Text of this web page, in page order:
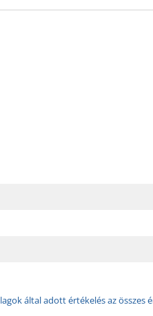
által adott értékelés az összes